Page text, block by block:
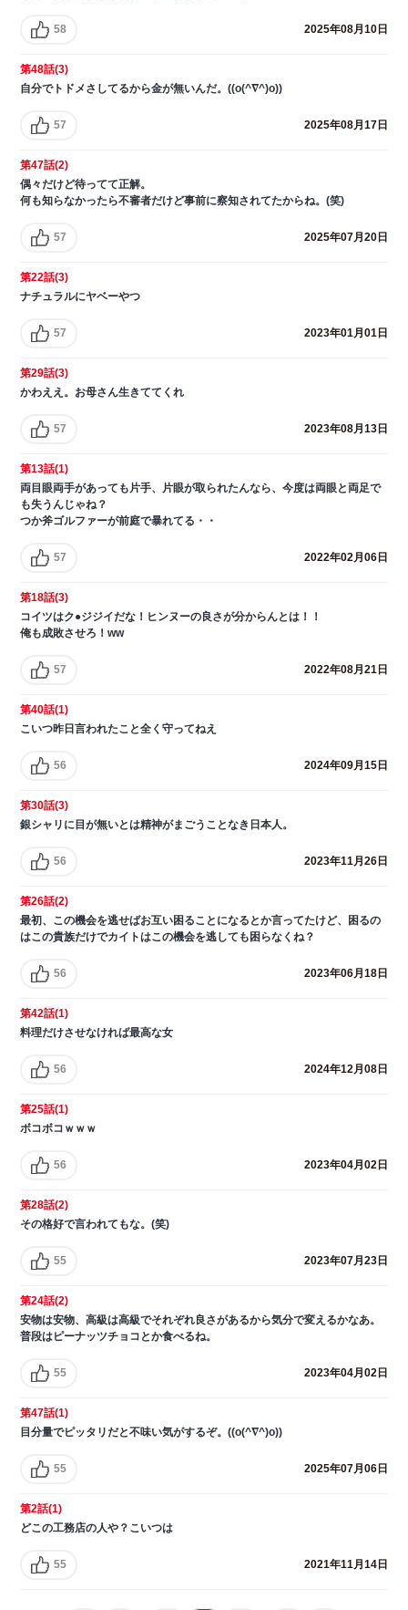
58 2025年08月10日
第48話(3)
自分でトドメさしてるから金が無いんだ。((o(^∇^)o))
57 2025年08月17日
第47話(2)
偶々だけど待ってて正解。
何も知らなかったら不審者だけど事前に察知されてたからね。(笑)
57 2025年07月20日
第22話(3)
ナチュラルにヤベーやつ
57 2023年01月01日
第29話(3)
かわええ。お母さん生きててくれ
57 2023年08月13日
第13話(1)
両目眼両手があっても片手、片眼が取られたんなら、今度は両眼と両足で
も失うんじゃね？
つか斧ゴルファーが前庭で暴れてる・・
57 2022年02月06日
第18話(3)
コイツはク●ジジイだな！ヒンヌーの良さが分からんとは！！
俺も成敗させろ！ww
57 2022年08月21日
第40話(1)
こいつ昨日言われたこと全く守ってねえ
56 2024年09月15日
第30話(3)
銀シャリに目が無いとは精神がまごうことなき日本人。
56 2023年11月26日
第26話(2)
最初、この機会を逃せばお互い困ることになるとか言ってたけど、困るの
はこの貴族だけでカイトはこの機会を逃しても困らなくね？
56 2023年06月18日
第42話(1)
料理だけさせなければ最高な女
56 2024年12月08日
第25話(1)
ボコボコｗｗｗ
56 2023年04月02日
第28話(2)
その格好で言われてもな。(笑)
55 2023年07月23日
第24話(2)
安物は安物、高級は高級でそれぞれ良さがあるから気分で変えるかなあ。
普段はピーナッツチョコとか食べるね。
55 2023年04月02日
第47話(1)
目分量でピッタリだと不味い気がするぞ。((o(^∇^)o))
55 2025年07月06日
第2話(1)
どこの工務店の人や？こいつは
55 2021年11月14日